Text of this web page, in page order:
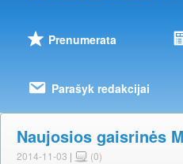
Prenumerata
Parašyk redakcijai
Naujosios gaisrinės
2014-11-03 | (0)